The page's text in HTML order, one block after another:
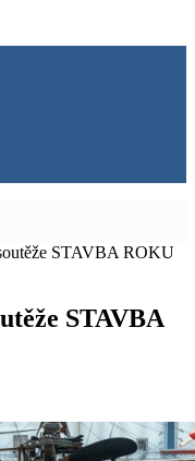
STAVBA ROKU
STAVBA